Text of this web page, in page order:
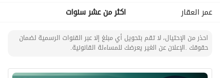
عمر العقار
اكثر من عشر سنوات
احذر من الإحتيال، لا تقم بتحويل أي مبلغ إلا عبر القنوات الرسمية لضمان
حقوقك .الإعلان عن الغير يعرضك للمساءلة القانونية.